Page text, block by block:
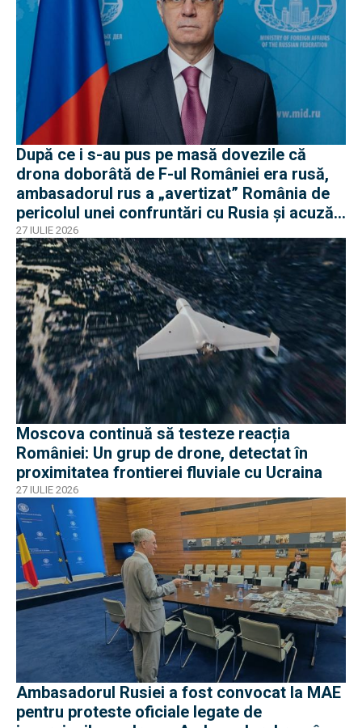
După ce i s-au pus pe masă dovezile că
drona doborâtă de F-ul României era rusă,
ambasadorul rus a „avertizat” România de
pericolul unei confruntări cu Rusia și acuză
o „înscenare propagandistă”
27 IULIE 2026
Moscova continuă să testeze reacția
României: Un grup de drone, detectat în
proximitatea frontierei fluviale cu Ucraina
27 IULIE 2026
Ambasadorul Rusiei a fost convocat la MAE
pentru proteste oficiale legate de